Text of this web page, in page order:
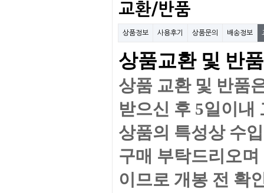
교환/반품
상품정보 사용후기 상품문의 배송정보
상품교환 및 반품
상품 교환 및 반품
받으신 후 5일이내
상품의 특성상 수
구매 부탁드리오
이므로 개봉 전 확